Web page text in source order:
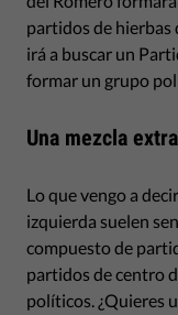
partidos de hierbas
irá a buscar un
formar un grupo
Una mezcla
Lo que vengo a
izquierda suelen
compuesto de
partidos de centro
políticos. ¿Quieres